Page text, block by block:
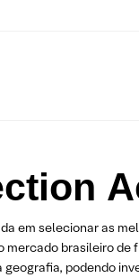
em selecionar as
mercado brasileiro de
geografia, podendo